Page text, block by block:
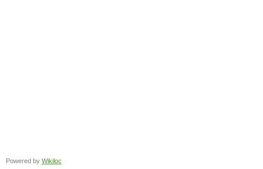
Powered by Wikiloc